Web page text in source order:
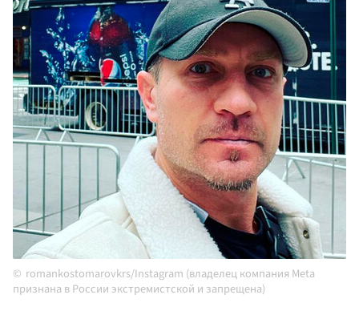
romankostomarovkrs/Instagram (владелец компания Meta
признана в России экстремистской и запрещена)